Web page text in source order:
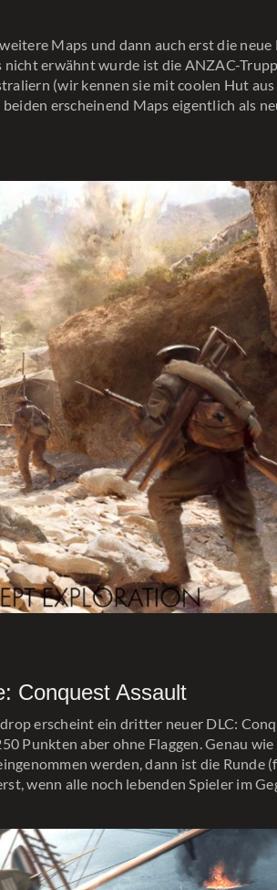
Maps und dann auch erst die
nicht erwähnt wurde ist die ANZAC-
(wir kennen sie mit coolen Hut
erscheinend Maps eigentlich als
Conquest Assault
erscheint ein dritter neuer DLC:
Punkten aber ohne Flaggen. Genau
werden, dann ist die Runde
wenn alle noch lebenden Spieler im